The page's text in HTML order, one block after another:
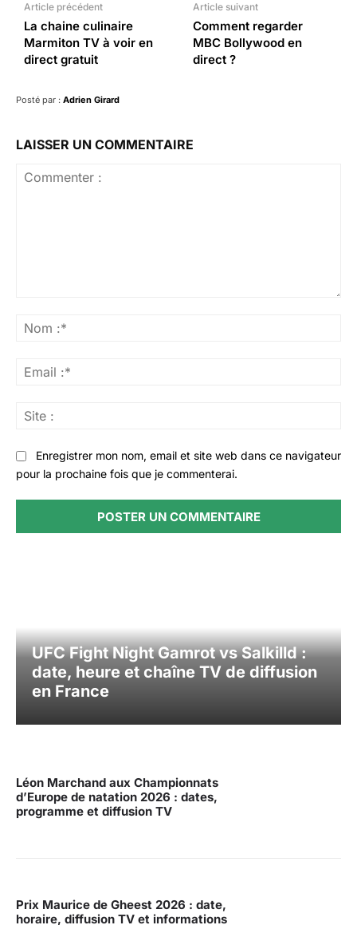
Article précédent
La chaine culinaire
Marmiton TV à voir en
direct gratuit
Article suivant
Comment regarder
MBC Bollywood en
direct ?
Posté par : Adrien Girard
LAISSER UN COMMENTAIRE
Enregistrer mon nom, email et site web dans ce navigateur
pour la prochaine fois que je commenterai.
UFC Fight Night Gamrot vs Salkilld :
date, heure et chaîne TV de diffusion
en France
Léon Marchand aux Championnats
d’Europe de natation 2026 : dates,
programme et diffusion TV
Prix Maurice de Gheest 2026 : date,
horaire, diffusion TV et informations